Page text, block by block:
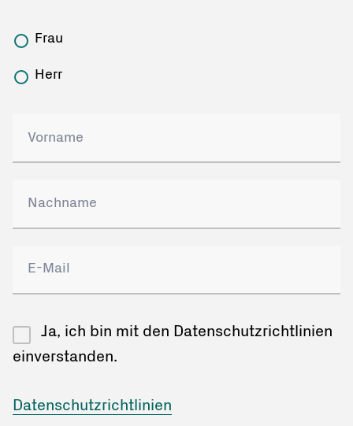
Frau
Herr
Ja, ich bin mit den Datenschutzrichtlinien
einverstanden.
Datenschutzrichtlinien